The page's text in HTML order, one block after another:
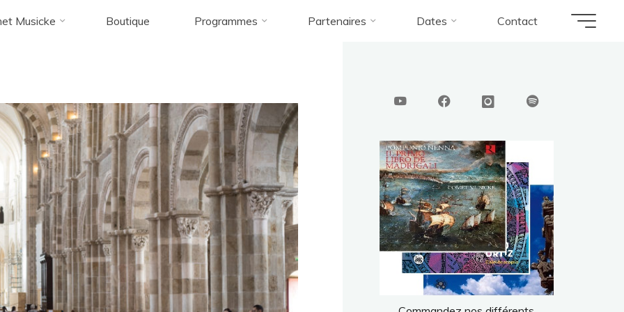
Musicke Boutique Programmes Partenaires Dates Contact
AccueilComet Musicke 018 Comet Musicke 018